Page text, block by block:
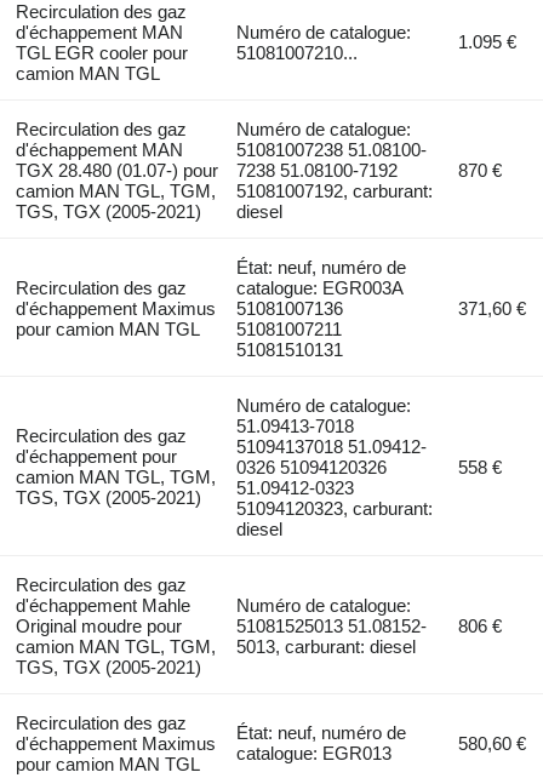
Recirculation des gaz
d'échappement MAN
TGL EGR cooler pour
camion MAN TGL
Numéro de catalogue:
51081007210...
1.095 €
Recirculation des gaz
d'échappement MAN
TGX 28.480 (01.07-) pour
camion MAN TGL, TGM,
TGS, TGX (2005-2021)
Numéro de catalogue:
51081007238 51.08100-
7238 51.08100-7192
51081007192, carburant:
diesel
870 €
Recirculation des gaz
d'échappement Maximus
pour camion MAN TGL
État: neuf, numéro de
catalogue: EGR003A
51081007136
51081007211
51081510131
371,60 €
Recirculation des gaz
d'échappement pour
camion MAN TGL, TGM,
TGS, TGX (2005-2021)
Numéro de catalogue:
51.09413-7018
51094137018 51.09412-
0326 51094120326
51.09412-0323
51094120323, carburant:
diesel
558 €
Recirculation des gaz
d'échappement Mahle
Original moudre pour
camion MAN TGL, TGM,
TGS, TGX (2005-2021)
Numéro de catalogue:
51081525013 51.08152-
5013, carburant: diesel
806 €
Recirculation des gaz
d'échappement Maximus
pour camion MAN TGL
État: neuf, numéro de
catalogue: EGR013
580,60 €